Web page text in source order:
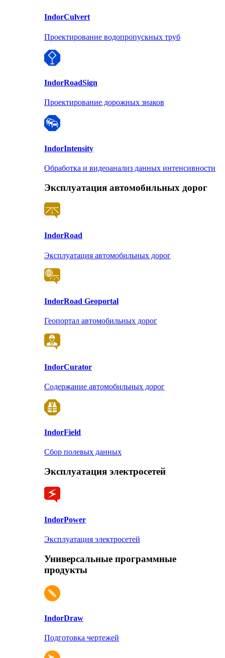
IndorCulvert
Проектирование водопропускных труб
IndorRoadSign
Проектирование дорожных знаков
IndorIntensity
Обработка и видеоанализ данных интенсивности
Эксплуатация автомобильных дорог
IndorRoad
Эксплуатация автомобильных дорог
IndorRoad Geoportal
Геопортал автомобильных дорог
IndorCurator
Содержание автомобильных дорог
IndorField
Сбор полевых данных
Эксплуатация электросетей
IndorPower
Эксплуатация электросетей
Универсальные программные
продукты
IndorDraw
Подготовка чертежей